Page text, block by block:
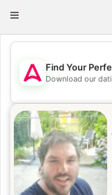
Toggle
💖
Find Your
Download our